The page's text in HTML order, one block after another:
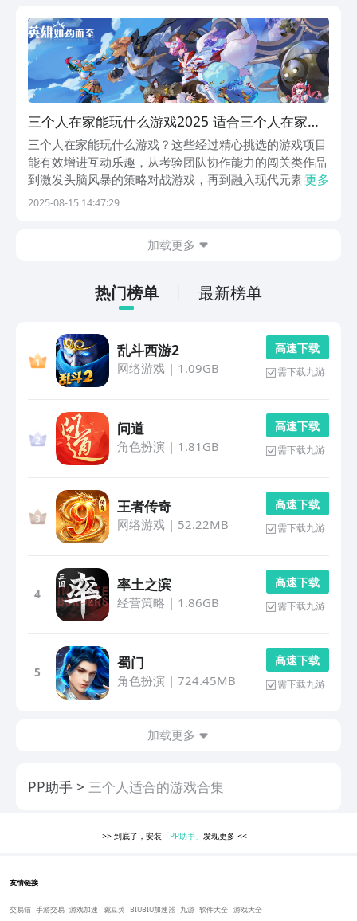
脱》...
三个人在家能玩什么游戏2025 适合三个人在家玩
的游戏榜单
三个人在家能玩什么游戏？这些经过精心挑选的游戏项目
能有效增进互动乐趣，从考验团队协作能力的闯关类作品
到激发头脑风暴的策略对战游戏，再到融入现代元素的经
典街机重制版，每款都经过专业测评，确保能为小范围社
更多
2025-08-15 14:47:29
加载更多
热门榜单 最新榜单
乱斗西游2
网络游戏| 1.09GB
高 速 下 载
需下载九游
问道
角色扮演 | 1.81GB
高 速 下 载
需下载九游
王者传奇
网络游戏| 52.22MB
高 速 下 载
需下载九游
4
率土之滨
经营策略 | 1.86GB
高 速 下 载
需下载九游
5
蜀门
角色扮演 | 724.45MB
高 速 下 载
需下载九游
加载更多
PP助手 三个人适合的游戏合集
>> 到底了，安装 「PP助手」 发现更多<<
友情链接
交易猫 手游交易 游戏加速 豌豆荚 BIUBIU加速器 九游 软件大全 游戏大全